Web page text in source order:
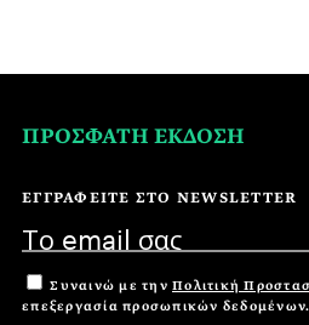
ΠΡΟΣΦΑΤΗ ΕΚΔΟΣΗ
ΕΓΓΡΑΦΕΙΤΕ ΣΤΟ NEWSLETTER
Συναινώ με την Πολιτική
επεξεργασία προσωπικών δεδομένων.